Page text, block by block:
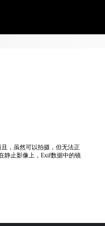
，虽然可以拍摄，但无法正
静止影像上，Exif数据中的镜